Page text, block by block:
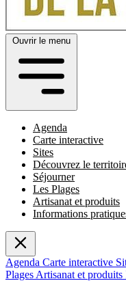
Ouvrir le menu
Agenda
Carte interactive
Sites
Découvrez le
Séjourner
Les Plages
Artisanat et produits
Informations
Agenda Carte interactive
Plages Artisanat et produits